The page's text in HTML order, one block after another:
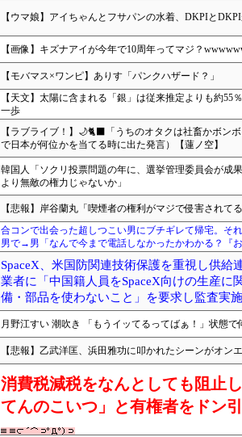
【ウマ娘】アイちゃんとフサパンの水着、DKPIと
【画像】キズナアイが今年で10周年ってマジ？
【モバマス×ワンピ】ありす「パンクハザード？」
【天文】太陽に含まれる「銀」は従来推定よりも約
一歩
【ラブライブ！】🌙🐈‍⬛「うちのオタクは社畜かボン
で日本が何位かを当てる時に出た発言）【蓮ノ空】
韓国人「ソクリ投票問題の年に、選挙管理委員会が成
より無敵の権力じゃないか」
【悲報】岸谷蘭丸「喫煙者の権利がマジで侵害されて
合コンで出会った超しつこい男にブチギレて帰宅。そ
男で→男「なんで今まで電話しなかったかわかる？『お
SpaceX、米国防関連技術保護を重視し供
業者に「中国籍人員をSpaceX向けの生産に
備・部品を使わないこと」を要求し監査実施
月野江すい 潮吹き 「もうイッてるってばぁ！」状態で
【悲報】乙武洋匡、浜田雅功に叩かれたシーンがオン
消費税減税をなんとしても阻止
てんのこいつ」と有権者をドン